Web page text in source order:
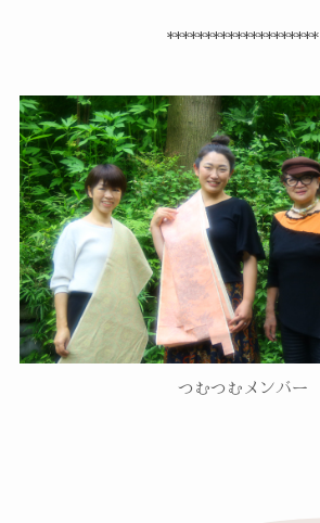
********************
つむつむメンバー